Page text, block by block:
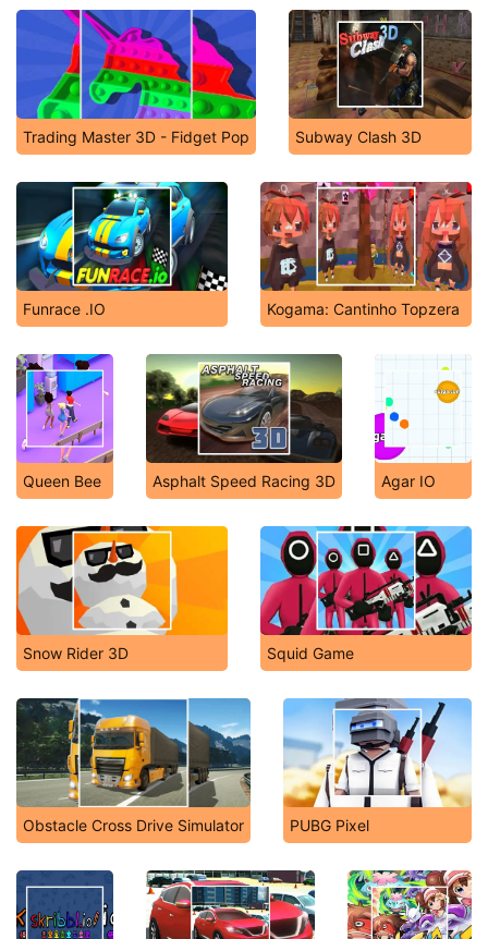
Trading Master 3D - Fidget Pop Subway Clash 3D
Funrace .IO Kogama: Cantinho Topzera
Queen Bee Asphalt Speed Racing 3D Agar IO
Snow Rider 3D Squid Game
Obstacle Cross Drive Simulator PUBG Pixel